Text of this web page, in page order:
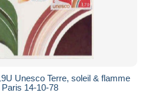
Unesco Terre, soleil & flamme
14-10-78